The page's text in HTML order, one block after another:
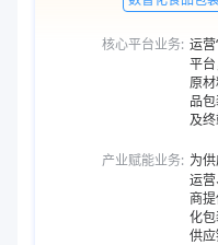
核心平台业务: 运营
平
原
品
及
产业赋能业务: 为
运
商
化包
供应